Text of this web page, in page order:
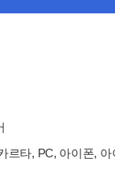
타, PC, 아이폰,